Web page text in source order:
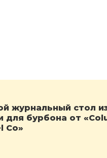
журнальный стол
для бурбона от
Co»